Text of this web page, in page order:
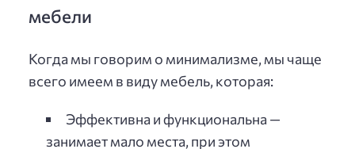
мебели
Когда мы говорим о минимализме, мы чаще
всего имеем в виду мебель, которая:
Эффективна и функциональна —
занимает мало места, при этом